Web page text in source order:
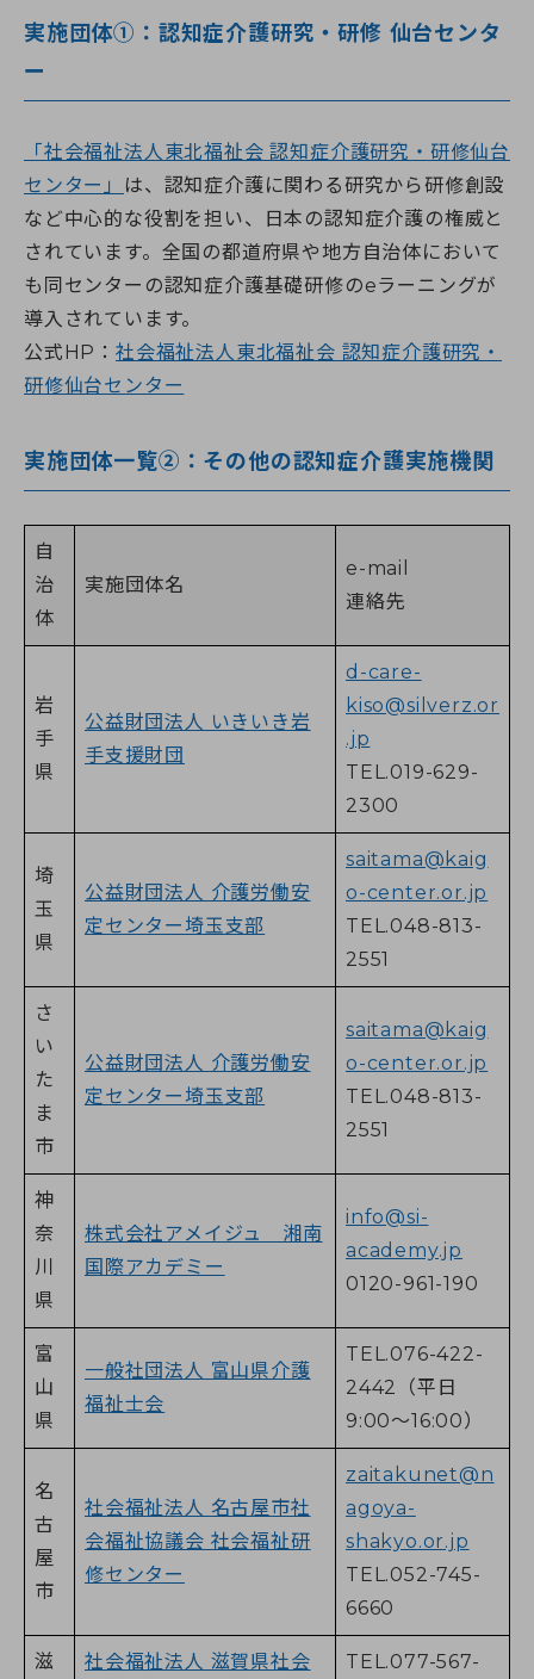
実施団体➀：認知症介護研究・研修 仙台センタ
ー
「社会福祉法人東北福祉会 認知症介護研究・研修仙台
センター」
は、認知症介護に関わる研究から研修創設
など中心的な役割を担い、日本の認知症介護の権威と
されています。全国の都道府県や地方自治体において
も同センターの認知症介護基礎研修のeラーニングが
導入されています。
公式HP： 社会福祉法人東北福祉会 認知症介護研究・
研修仙台センター
実施団体一覧➁：その他の認知症介護実施機関
自
治
体
実施団体名
e-mail
連絡先
岩
手
県
公益財団法人 いきいき岩
手支援財団
d-care-
kiso@silverz.or
.jp
TEL.019-629-
2300
埼
玉
県
公益財団法人 介護労働安
定センター埼玉支部
saitama@kaig
o-center.or.jp
TEL.048-813-
2551
さ
い
た
ま
市
公益財団法人 介護労働安
定センター埼玉支部
saitama@kaig
o-center.or.jp
TEL.048-813-
2551
神
奈
川
県
株式会社アメイジュ 湘南
国際アカデミー
info@si-
academy.jp
0120-961-190
富
山
県
一般社団法人 富山県介護
福祉士会
TEL.076-422-
2442（平日
9:00～16:00）
名
古
屋
市
社会福祉法人 名古屋市社
会福祉協議会 社会福祉研
修センター
zaitakunet@n
agoya-
shakyo.or.jp
TEL.052-745-
6660
滋 社会福祉法人 滋賀県社会 TEL.077-567-